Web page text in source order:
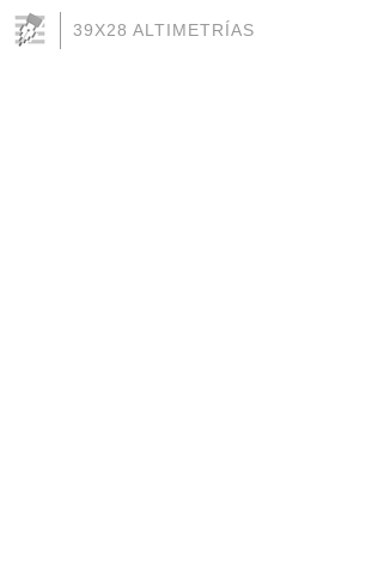
39X28 ALTIMETRÍAS